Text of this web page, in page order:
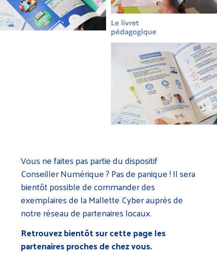
Vous ne faites pas partie du dispositif
Conseiller Numérique ? Pas de panique ! Il sera
bientôt possible de commander des
exemplaires de la Mallette Cyber auprès de
notre réseau de partenaires locaux.
Retrouvez bientôt sur cette page les
partenaires proches de chez vous.